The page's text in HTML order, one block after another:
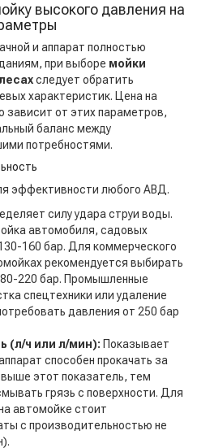
высокого давления на
и аппарат полностью
при выборе мойки
следует обратить
характеристик. Цена на
зависит от этих параметров,
баланс между
потребностями.
эффективности любого АВД.
силу удара струи воды.
автомобиля, садовых
160 бар. Для коммерческого
рекомендуется выбирать
220 бар. Промышленные
спецтехники или удаление
давления от 250 бар
(л/ч или л/мин): Показывает
способен прокачать за
этот показатель, тем
грязь с поверхности. Для
автомойке стоит
с производительностью не